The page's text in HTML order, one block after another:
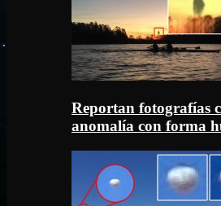
Reportan fotografías
anomalía con forma